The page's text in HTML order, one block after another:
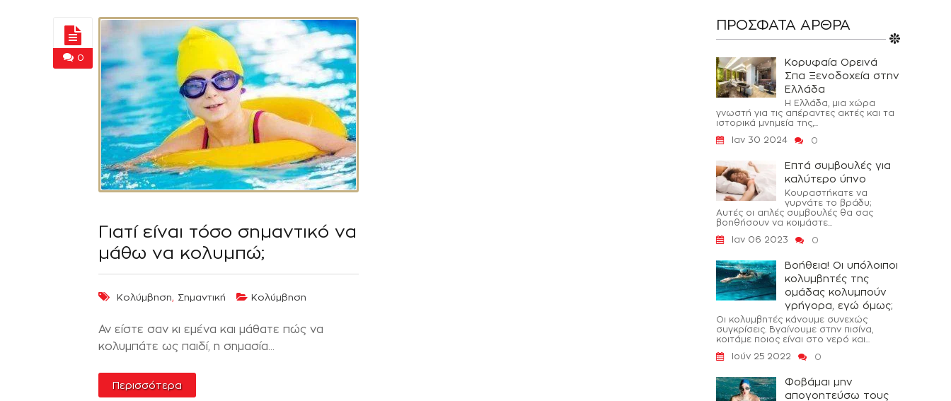
0
Γιατί είναι τόσο σημαντικό να
μάθω να κολυμπώ;
Κολύμβηση, Σημαντική Κολύμβηση
Αν είστε σαν κι εμένα και μάθατε πώς να
κολυμπάτε ως παιδί, η σημασία...
Περισσότερα
ΠΡΌΣΦΑΤΑ ΆΡΘΡΑ
Κορυφαία Ορεινά
Σπα Ξενοδοχεία στην
Ελλάδα
Η Ελλάδα, μια χώρα
γνωστή για τις απέραντες ακτές και τα
ιστορικά μνημεία της,...
Ιαν 30 2024
0
Επτά συμβουλές για
καλύτερο ύπνο
Κουραστήκατε να
γυρνάτε το βράδυ;
Αυτές οι απλές συμβουλές θα σας
βοηθήσουν να κοιμάστε...
Ιαν 06 2023
0
Βοήθεια! Οι υπόλοιποι
κολυμβητές της
ομάδας κολυμπούν
γρήγορα, εγώ όμως;
Οι κολυμβητές κάνουμε συνεχώς
συγκρίσεις. Βγαίνουμε στην πισίνα,
κοιτάμε ποιος είναι στο νερό και...
Ιούν 25 2022
0
Φοβάμαι μην
απογοητεύσω τους